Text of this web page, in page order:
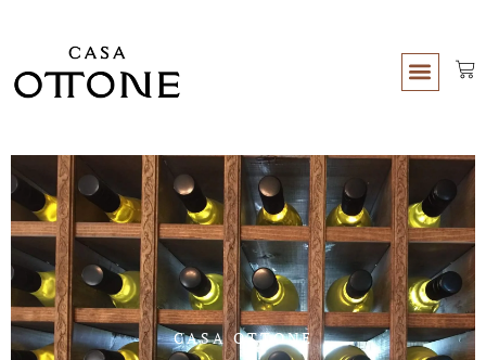
CASA OTTONE